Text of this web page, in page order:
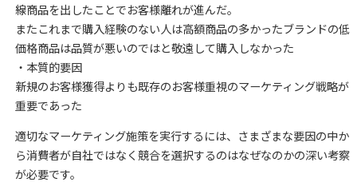
線商品を出したことでお客様離れが進んだ。
またこれまで購入経験のない人は高額商品の多かったブランドの低
価格商品は品質が悪いのではと敬遠して購入しなかった
・本質的要因
新規のお客様獲得よりも既存のお客様重視のマーケティング戦略が
重要であった
適切なマーケティング施策を実行するには、さまざまな要因の中か
ら消費者が自社ではなく競合を選択するのはなぜなのかの深い考察
が必要です。